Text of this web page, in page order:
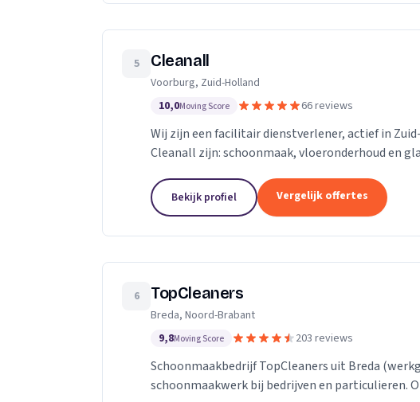
5 Cleanall
Voorburg, Zuid-Holland
10,0Moving Score 66 reviews
Wij zijn een facilitair dienstverlener, actief in
Cleanall zijn: schoonmaak, vloeronderhoud en
Bekijk profiel Vergelijk offertes
6 TopCleaners
Breda, Noord-Brabant
9,8Moving Score 203 reviews
Schoonmaakbedrijf TopCleaners uit Breda
schoonmaakwerk bij bedrijven en particulieren.